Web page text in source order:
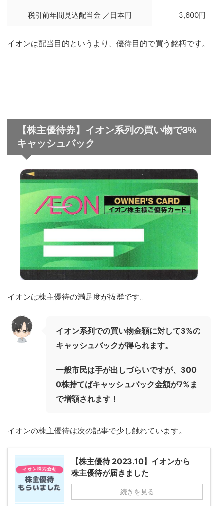
税引前年間見込配当金 ／日本円 3,600円
イオンは配当目的というより、優待目的で買う銘柄です。
【株主優待券】イオン系列の買い物で3%
キャッシュバック
イオンは株主優待の満足度が抜群です。
イオン系列での買い物金額に対して3%の
キャッシュバックが得られます。
一般市民は手が出しづらいですが、300
0株持てばキャッシュバック金額が7%ま
で増額されます！
イオンの株主優待は次の記事で少し触れています。
【株主優待 2023.10】イオンから
株主優待が届きました
続きを見る